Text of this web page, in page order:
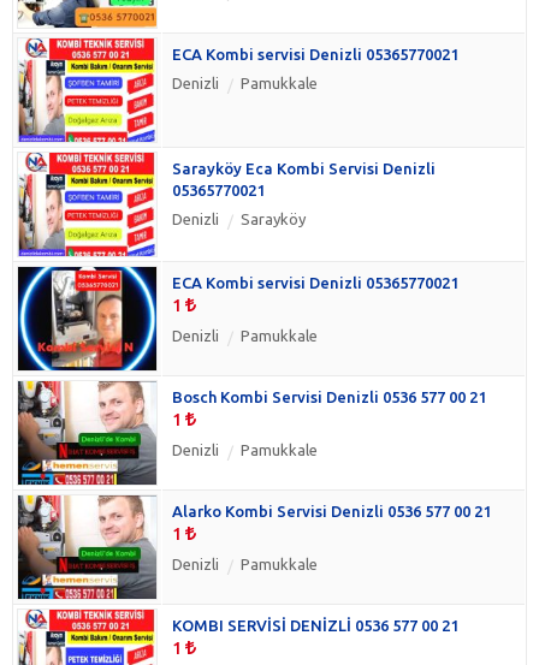
ECA Kombi servisi Denizli 05365770021
Denizli
Pamukkale
Sarayköy Eca Kombi Servisi Denizli
05365770021
Denizli
Sarayköy
ECA Kombi servisi Denizli 05365770021
1
Denizli Pamukkale
Bosch Kombi Servisi Denizli 0536 577 00 21
1
Denizli Pamukkale
Alarko Kombi Servisi Denizli 0536 577 00 21
1
Denizli Pamukkale
KOMBI SERVİSİ DENİZLİ 0536 577 00 21
1